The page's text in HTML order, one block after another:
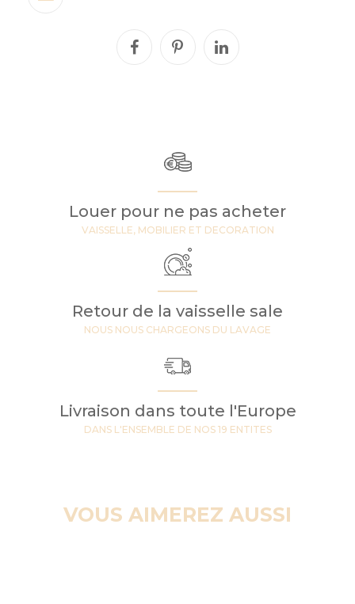
Louer pour ne pas acheter
VAISSELLE, MOBILIER ET DECORATION
Retour de la vaisselle sale
NOUS NOUS CHARGEONS DU LAVAGE
Livraison dans toute l'Europe
DANS L'ENSEMBLE DE NOS 19 ENTITES
VOUS AIMEREZ AUSSI